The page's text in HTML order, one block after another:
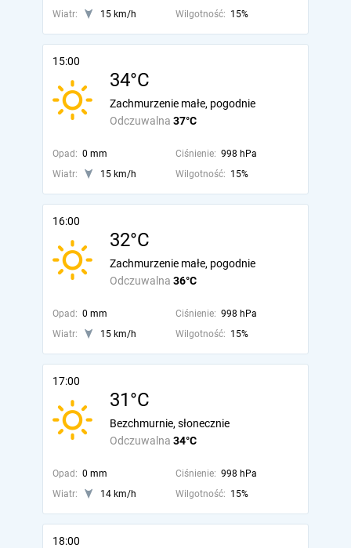
Wiatr:
15 km/h Wilgotność: 15%
15:00
34°C
Odczuwalna 37°C
Zachmurzenie małe, pogodnie
Opad: 0 mm Ciśnienie: 998 hPa
Wiatr:
15 km/h Wilgotność: 15%
16:00
32°C
Odczuwalna 36°C
Zachmurzenie małe, pogodnie
Opad: 0 mm Ciśnienie: 998 hPa
Wiatr:
15 km/h Wilgotność: 15%
17:00
31°C
Odczuwalna 34°C
Bezchmurnie, słonecznie
Opad: 0 mm Ciśnienie: 998 hPa
Wiatr:
14 km/h Wilgotność: 15%
18:00